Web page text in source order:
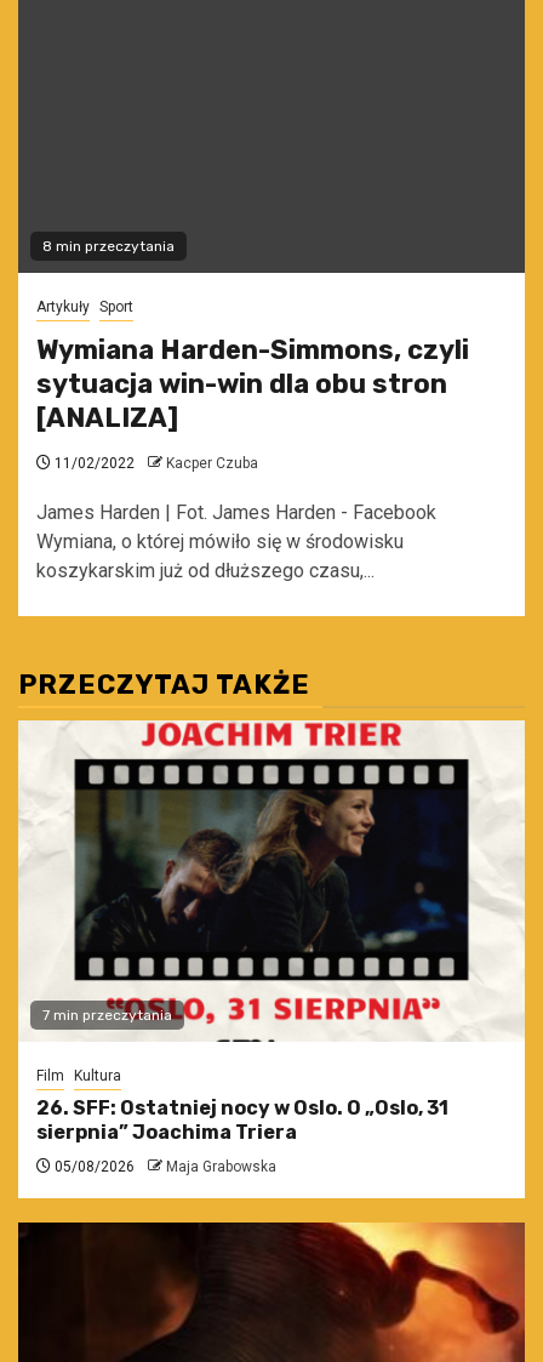
8 min przeczytania
Artykuły Sport
Wymiana Harden-Simmons, czyli
sytuacja win-win dla obu stron
[ANALIZA]
11/02/2022 Kacper Czuba
James Harden | Fot. James Harden - Facebook
Wymiana, o której mówiło się w środowisku
koszykarskim już od dłuższego czasu,...
PRZECZYTAJ TAKŻE
7 min przeczytania
Film Kultura
26. SFF: Ostatniej nocy w Oslo. O „Oslo, 31
sierpnia” Joachima Triera
05/08/2026 Maja Grabowska